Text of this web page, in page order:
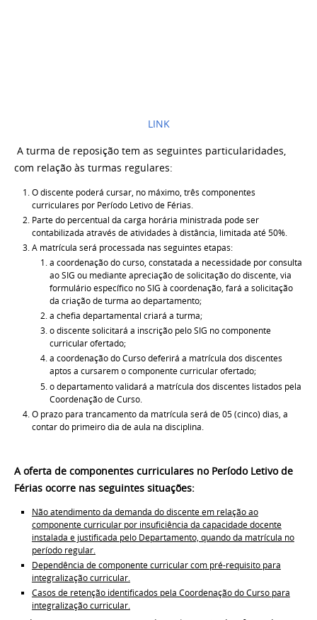
LINK
A turma de reposição tem as seguintes particularidades,
com relação às turmas regulares:
O discente poderá cursar, no máximo, três componentes
curriculares por Período Letivo de Férias.
Parte do percentual da carga horária ministrada pode ser
contabilizada através de atividades à distância, limitada até 50%.
A matrícula será processada nas seguintes etapas:
a coordenação do curso, constatada a necessidade por consulta
ao SIG ou mediante apreciação de solicitação do discente, via
formulário específico no SIG à coordenação, fará a solicitação
da criação de turma ao departamento;
a chefia departamental criará a turma;
o discente solicitará a inscrição pelo SIG no componente
curricular ofertado;
a coordenação do Curso deferirá a matrícula dos discentes
aptos a cursarem ocomponente curricular ofertado;
o departamento validará a matrícula dos discentes listados pela
Coordenação deCurso.
O prazo para trancamento da matrícula será de 05 (cinco) dias, a
contar do primeirodia de aula na disciplina.
A oferta de componentes curriculares no Período Letivo de
Férias ocorre nas seguintes situações:
Não atendimento da demanda do discente em relação ao
componente curricular por insuficiência da capacidade docente
instalada e justificada pelo Departamento, quando da matrícula no
período regular.
Dependência de componente curricular com pré-requisito para
integralizaçãocurricular.
Casos de retenção identificados pela Coordenação do Curso para
integralizaçãocurricular.